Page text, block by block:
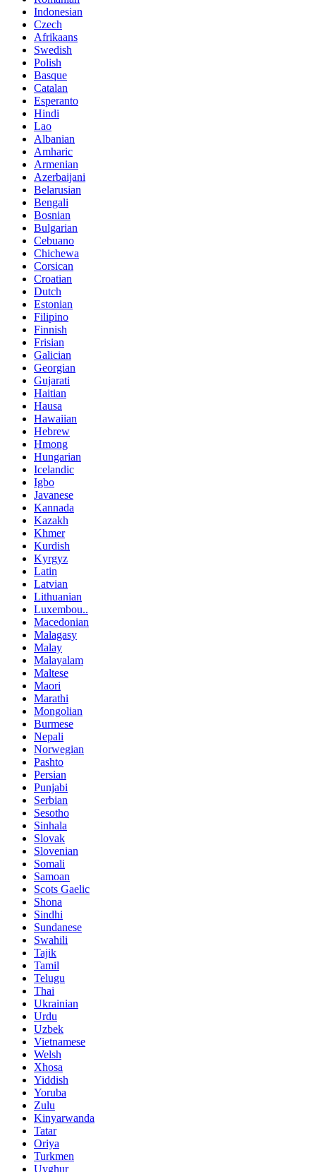
Indonesian
Czech
Afrikaans
Swedish
Polish
Basque
Catalan
Esperanto
Hindi
Lao
Albanian
Amharic
Armenian
Azerbaijani
Belarusian
Bengali
Bosnian
Bulgarian
Cebuano
Chichewa
Corsican
Croatian
Dutch
Estonian
Filipino
Finnish
Frisian
Galician
Georgian
Gujarati
Haitian
Hausa
Hawaiian
Hebrew
Hmong
Hungarian
Icelandic
Igbo
Javanese
Kannada
Kazakh
Khmer
Kurdish
Kyrgyz
Latin
Latvian
Lithuanian
Luxembou..
Macedonian
Malagasy
Malay
Malayalam
Maltese
Maori
Marathi
Mongolian
Burmese
Nepali
Norwegian
Pashto
Persian
Punjabi
Serbian
Sesotho
Sinhala
Slovak
Slovenian
Somali
Samoan
Scots Gaelic
Shona
Sindhi
Sundanese
Swahili
Tajik
Tamil
Telugu
Thai
Ukrainian
Urdu
Uzbek
Vietnamese
Welsh
Xhosa
Yiddish
Yoruba
Zulu
Kinyarwanda
Tatar
Oriya
Turkmen
Uyghur